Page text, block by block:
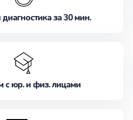
диагностика за 30 мин.
с юр. и физ. лицами